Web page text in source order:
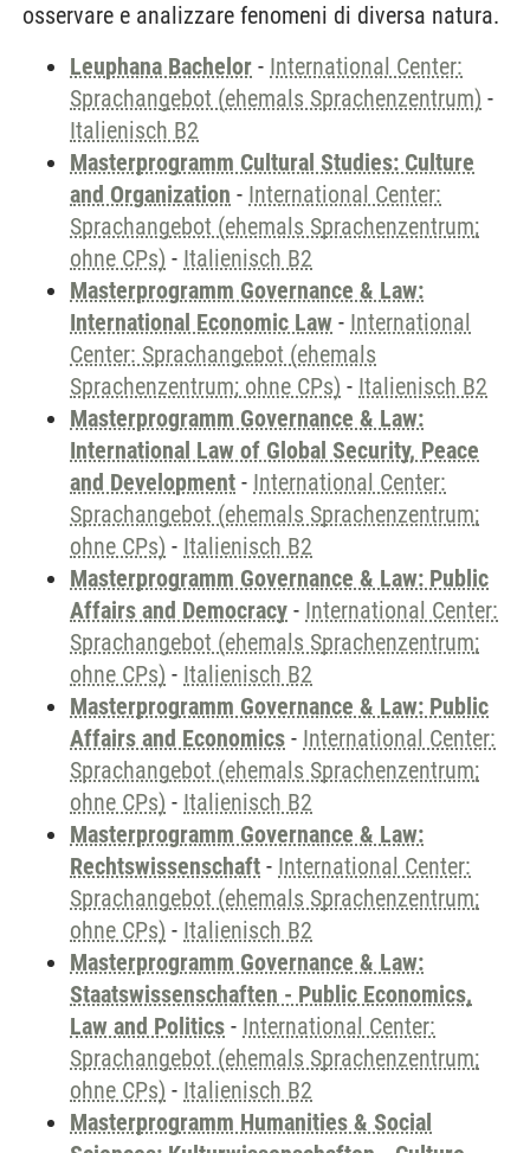
osservare e analizzare fenomeni di diversa natura.
Leuphana Bachelor - International Center:
Sprachangebot (ehemals Sprachenzentrum) -
Italienisch B2
Masterprogramm Cultural Studies: Culture
and Organization - International Center:
Sprachangebot (ehemals Sprachenzentrum;
ohne CPs) - Italienisch B2
Masterprogramm Governance & Law:
International Economic Law - International
Center: Sprachangebot (ehemals
Sprachenzentrum; ohne CPs) - Italienisch B2
Masterprogramm Governance & Law:
International Law of Global Security, Peace
and Development - International Center:
Sprachangebot (ehemals Sprachenzentrum;
ohne CPs) - Italienisch B2
Masterprogramm Governance & Law: Public
Affairs and Democracy - International Center:
Sprachangebot (ehemals Sprachenzentrum;
ohne CPs) - Italienisch B2
Masterprogramm Governance & Law: Public
Affairs and Economics - International Center:
Sprachangebot (ehemals Sprachenzentrum;
ohne CPs) - Italienisch B2
Masterprogramm Governance & Law:
Rechtswissenschaft - International Center:
Sprachangebot (ehemals Sprachenzentrum;
ohne CPs) - Italienisch B2
Masterprogramm Governance & Law:
Staatswissenschaften - Public Economics,
Law and Politics - International Center:
Sprachangebot (ehemals Sprachenzentrum;
ohne CPs) - Italienisch B2
Masterprogramm Humanities & Social